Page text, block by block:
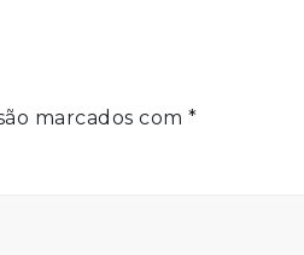
marcados com *